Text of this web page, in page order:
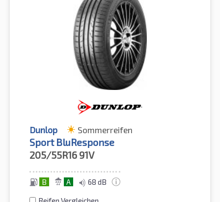
Dunlop Sommerreifen
Sport BluResponse
205/55R16 91V
B A 68 dB